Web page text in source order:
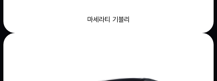
마세라티 기블리